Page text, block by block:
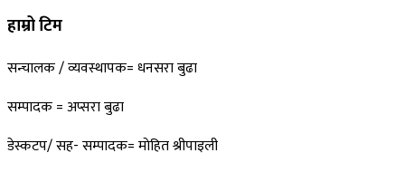
हाम्रो टिम
सन्चालक / व्यवस्थापक= धनसरा बुढा
सम्पादक = अप्सरा बुढा
डेस्कटप/ सह- सम्पादक= माेहित श्रीपाइली